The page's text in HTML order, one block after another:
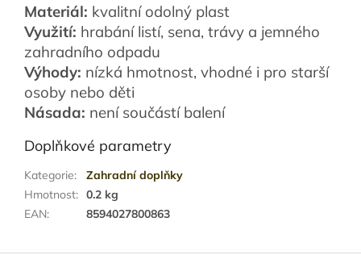
Materiál: kvalitní odolný plast
Využití: hrabání listí, sena, trávy a jemného
zahradního odpadu
Výhody: nízká hmotnost, vhodné i pro starší
osoby nebo děti
Násada: není součástí balení
Doplňkové parametry
Kategorie:
Zahradní doplňky
Hmotnost: 0.2 kg
EAN: 8594027800863
Z